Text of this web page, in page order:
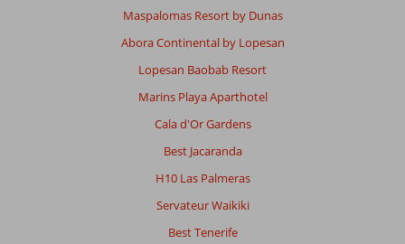
Maspalomas Resort by Dunas
Abora Continental by Lopesan
Lopesan Baobab Resort
Marins Playa Aparthotel
Cala d'Or Gardens
Best Jacaranda
H10 Las Palmeras
Servateur Waikiki
Best Tenerife